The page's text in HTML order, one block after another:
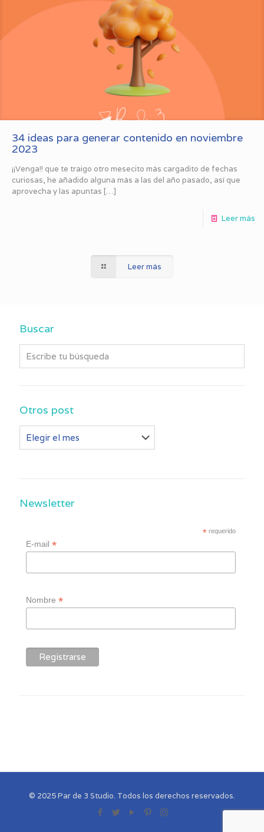
34 ideas para generar contenido en noviembre
2023
¡¡Venga!! que te traigo otro mesecito más cargadito de fechas
curiosas, he añadido alguna más a las del año pasado, así que
aprovecha y las apuntas […]
Leer más
Leer más
Buscar
Otros post
post
Newsletter
* requerido
E-mail*
Nombre*
© 2025 Par de 3 Studio. Todos los derechos reservados.